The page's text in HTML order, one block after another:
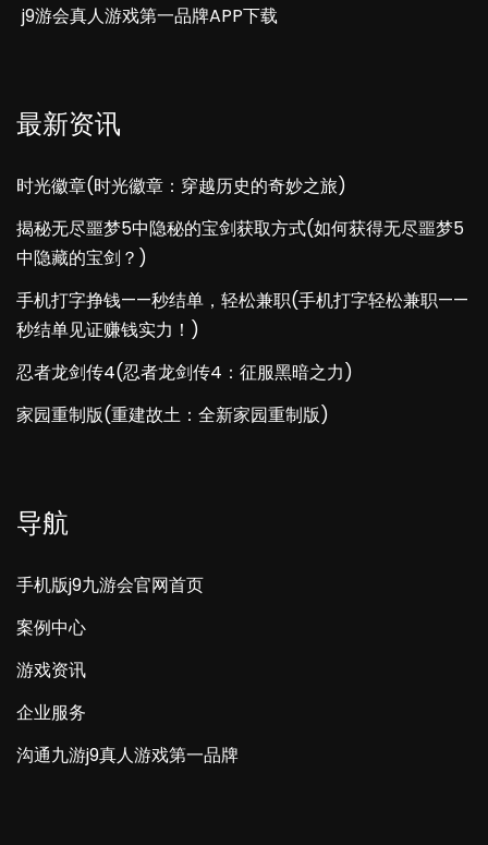
j9游会真人游戏第一品牌APP下载
最新资讯
时光徽章(时光徽章：穿越历史的奇妙之旅)
揭秘无尽噩梦5中隐秘的宝剑获取方式(如何获得无尽噩梦5
中隐藏的宝剑？)
手机打字挣钱——秒结单，轻松兼职(手机打字轻松兼职——
秒结单见证赚钱实力！)
忍者龙剑传4(忍者龙剑传4：征服黑暗之力)
家园重制版(重建故土：全新家园重制版)
导航
手机版j9九游会官网首页
案例中心
游戏资讯
企业服务
沟通九游j9真人游戏第一品牌